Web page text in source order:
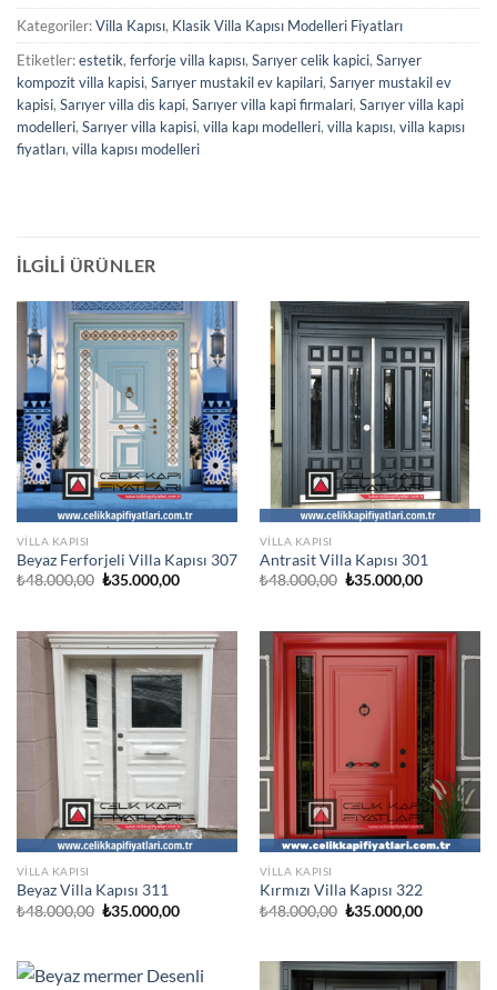
Kategoriler:Villa Kapısı, Klasik Villa Kapısı Modelleri Fiyatları
Etiketler:estetik, ferforje villa kapısı, Sarıyer celik kapici, Sarıyer
kompozit villa kapisi, Sarıyer mustakil ev kapilari, Sarıyer mustakil ev
kapisi, Sarıyer villa dis kapi, Sarıyer villa kapi firmalari, Sarıyer villa kapi
modelleri, Sarıyer villa kapisi, villa kapı modelleri, villa kapısı, villa kapısı
fiyatları, villa kapısı modelleri
İLGILI ÜRÜNLER
VILLA KAPISI
Beyaz Ferforjeli Villa Kapısı 307
₺48.000,00 Orijinal
₺35.000,00Şu
VILLA KAPISI
Antrasit Villa Kapısı 301
₺48.000,00 Orijinal
₺35.000,00Şu
VILLA KAPISI
Beyaz Villa Kapısı 311
₺48.000,00 Orijinal
₺35.000,00Şu
VILLA KAPISI
Kırmızı Villa Kapısı 322
₺48.000,00 Orijinal
₺35.000,00Şu